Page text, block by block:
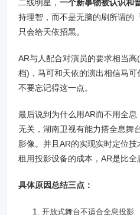
二线明星， 一个新事物被认识和
持理智，而不是无脑的刷所谓的
只会给天依招黑。
AR与人配合对演员的要求相当
档)，马可和天依的演出相信马
不要忘记得这一点。
最后说到为什么用AR而不用全
无关，湖南卫视有能力搭全息舞
影像。并且AR的实现实时定位
租用投影设备的成本，AR是比全
具体原因总结三点：
开放式舞台不适合全息投影